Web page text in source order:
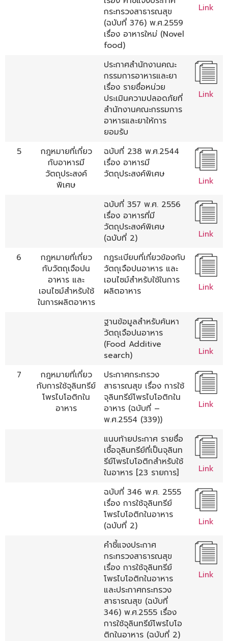
กระทรวงสาธารณสุข
(ฉบับที่ 376) พ.ศ.2559
เรื่อง อาหารใหม่ (Novel
food)
Link
ประกาศสำนักงานคณะ
กรรมการอาหารและยา
เรื่อง รายชื่อหน่วย
ประเมินความปลอดภัยที่
สำนักงานคณะกรรมการ
อาหารและยาให้การ
ยอมรับ
Link
5
กฎหมายที่เกี่ยว
กับอาหารมี
วัตถุประสงค์
พิเศษ
ฉบับที่ 238 พ.ศ.2544
เรื่อง อาหารมี
วัตถุประสงค์พิเศษ
Link
ฉบับที่ 357 พ.ศ. 2556
เรื่อง อาหารที่มี
วัตถุประสงค์พิเศษ
(ฉบับที่ 2)
Link
6
กฎหมายที่เกี่ยว
กับวัตถุเจือปน
อาหาร และ
เอนไซม์สำหรับใช้
ในการผลิตอาหาร
กฎระเบียบที่เกี่ยวข้องกับ
วัตถุเจือปนอาหาร และ
เอนไซม์สำหรับใช้ในการ
ผลิตอาหาร
Link
ฐานข้อมูลสำหรับค้นหา
วัตถุเจือปนอาหาร
(Food Additive
search)
Link
7
กฎหมายที่เกี่ยว
กับการใช้จุลินทรีย์
โพรไบโอติกใน
อาหาร
ประกาศกระทรวง
สาธารณสุข เรื่อง การใช้
จุลินทรีย์โพรไบโอติกใน
อาหาร (ฉบับที่ –
พ.ศ.2554 (339))
Link
แนบท้ายประกาศ รายชื่อ
เชื้อจุลินทรีย์ที่เป็นจุลินท
รีย์โพรไบโอติกสำหรับใช้
ในอาหาร [23 รายการ]
Link
ฉบับที่ 346 พ.ศ. 2555
เรื่อง การใช้จุลินทรีย์
โพรไบโอติกในอาหาร
(ฉบับที่ 2)
Link
คำชี้แจงประกาศ
กระทรวงสาธารณสุข
เรื่อง การใช้จุลินทรีย์
โพรไบโอติกในอาหาร
และประกาศกระทรวง
สาธารณสุข (ฉบับที่
346) พ.ศ.2555 เรื่อง
การใช้จุลินทรีย์โพรไบโอ
ติกในอาหาร (ฉบับที่ 2)
Link